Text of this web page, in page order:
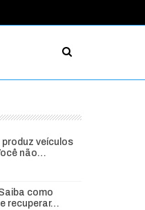
veículos
não…
como
recuperar…